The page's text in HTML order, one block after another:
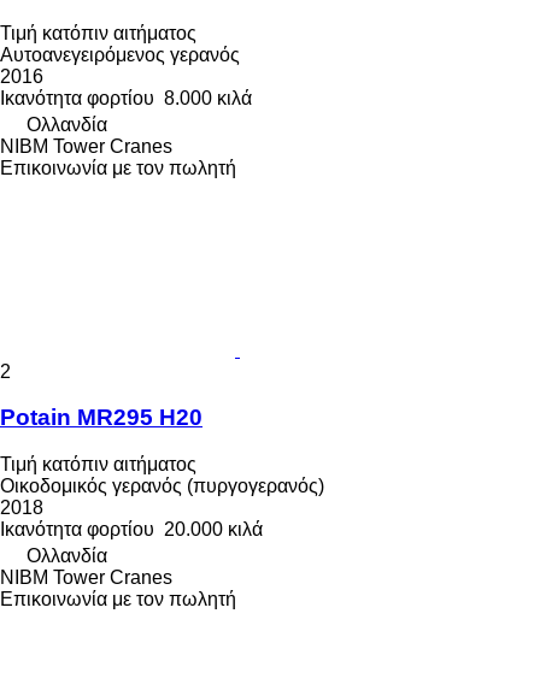
Τιμή κατόπιν αιτήματος
Αυτοανεγειρόμενος γερανός
2016
Ικανότητα φορτίου 8.000 κιλά
Ολλανδία
NIBM Tower Cranes
Επικοινωνία με τον πωλητή
2
Potain MR295 H20
Τιμή κατόπιν αιτήματος
Οικοδομικός γερανός (πυργογερανός)
2018
Ικανότητα φορτίου 20.000 κιλά
Ολλανδία
NIBM Tower Cranes
Επικοινωνία με τον πωλητή